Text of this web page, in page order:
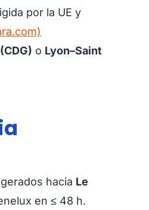
por la UE y
o Lyon–Saint
hacia Le
en ≤ 48 h.